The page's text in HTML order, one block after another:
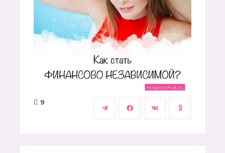
9